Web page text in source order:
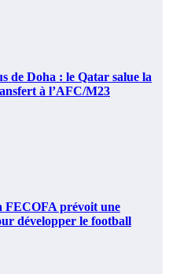
de Doha : le Qatar salue la
à l’AFC/M23
FECOFA prévoit une
développer le football